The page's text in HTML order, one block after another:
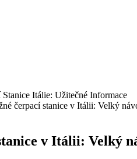
čerpací stanice v Itálii: Velký
v Itálii: Velký